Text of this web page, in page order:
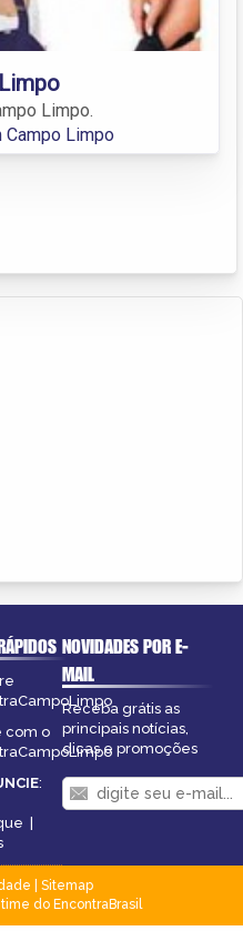
Limpo.
Limpo
com o
:
|
NOVIDADES POR E-
MAIL
Receba grátis as
principais notícias,
dicas e promoções
Sitemap
do EncontraBrasil